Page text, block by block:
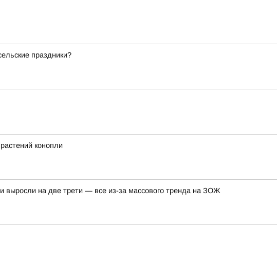
праздники?
конопли
выросли на две трети — все из-за массового тренда на ЗОЖ